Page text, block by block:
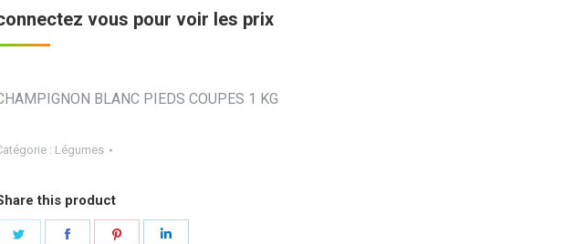
vous pour voir les prix
BLANC PIEDS COUPES 1 KG
: Légumes
this product
Partager
Partager Partager